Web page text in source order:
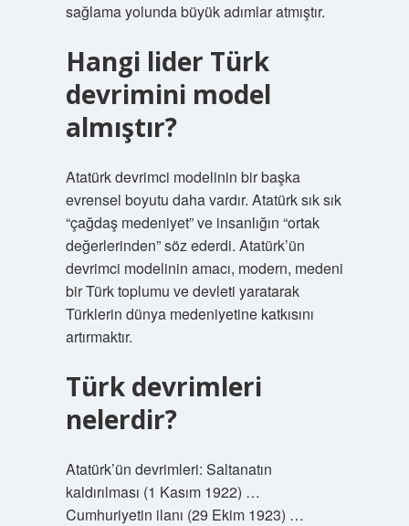
sağlama yolunda büyük adımlar atmıştır.
Hangi lider Türk
devrimini model
almıştır?
Atatürk devrimci modelinin bir başka
evrensel boyutu daha vardır. Atatürk sık sık
“çağdaş medeniyet” ve insanlığın “ortak
değerlerinden” söz ederdi. Atatürk’ün
devrimci modelinin amacı, modern, medeni
bir Türk toplumu ve devleti yaratarak
Türklerin dünya medeniyetine katkısını
artırmaktır.
Türk devrimleri
nelerdir?
Atatürk’ün devrimleri: Saltanatın
kaldırılması (1 Kasım 1922) …
Cumhuriyetin ilanı (29 Ekim 1923) …